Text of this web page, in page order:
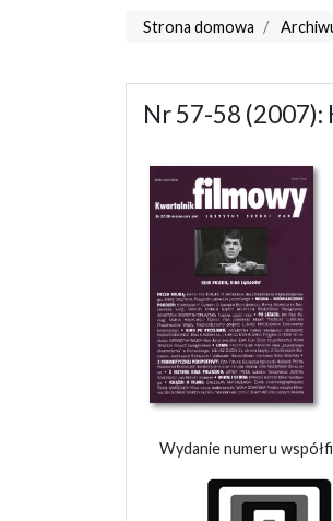
Strona domowa
Nr 57-58 (2007):
Wydanie numeru